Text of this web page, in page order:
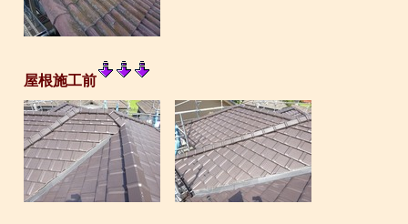
屋根施工前